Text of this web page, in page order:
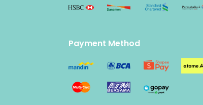
Terbuat dari silikon food-grade yang bebas BPA,
phthalate. Pegangan anti-slip nyaman
dapat digantung untuk penyimpanan yang
Payment Method